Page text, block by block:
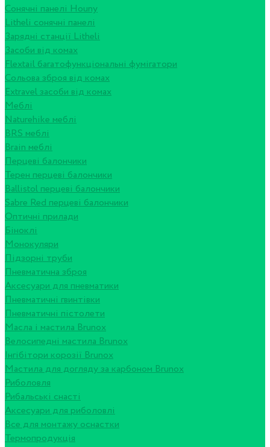
Сонячні панелі Houny
Litheli сонячні панелі
Зарядні станції Litheli
Засоби від комах
Flextail багатофункціональні фумігатори
Сольова зброя від комах
Extravel засоби від комах
Меблі
Naturehike меблі
BRS меблі
Brain меблі
Перцеві балончики
Терен перцеві балончики
Ballistol перцеві балончики
Sabre Red перцеві балончики
Оптичні прилади
Біноклі
Монокуляри
Підзорні труби
Пневматична зброя
Аксесуари для пневматики
Пневматичні гвинтівки
Пневматичні пістолети
Масла і мастила Brunox
Велосипедні мастила Brunox
Інгібітори корозії Brunox
Мастила для догляду за карбоном Brunox
Риболовля
Рибальські снасті
Аксесуари для риболовлі
Все для монтажу оснастки
Термопродукція